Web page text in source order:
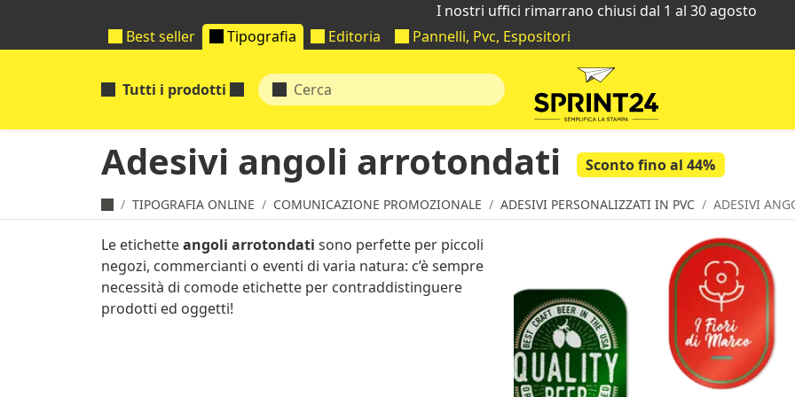
I nostri uffici rimarrano chiusi dal 1 al 30 agosto
Best seller
Tipografia Editoria Pannelli, Pvc, Espositori
Tutti i prodotti
Adesivi angoli arrotondati Sconto fino al 44%
TIPOGRAFIA ONLINE COMUNICAZIONE PROMOZIONALE ADESIVI PERSONALIZZATI IN PVC ADESIVI
Le etichetteangoli arrotondati sono perfette per piccoli
negozi, commercianti o eventi di varia natura: c’è sempre
necessità di comode etichette per contraddistinguere
prodotti ed oggetti!